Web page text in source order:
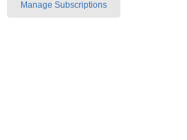
Manage Subscriptions